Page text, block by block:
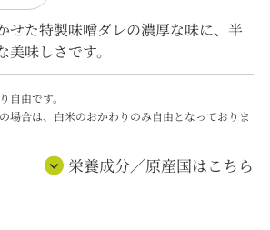
せた特製味噌ダレの濃厚な味に、半
味しさです。
由です。
場合は、白米のおかわりのみ自由となっておりま
栄養成分／原産国はこちら